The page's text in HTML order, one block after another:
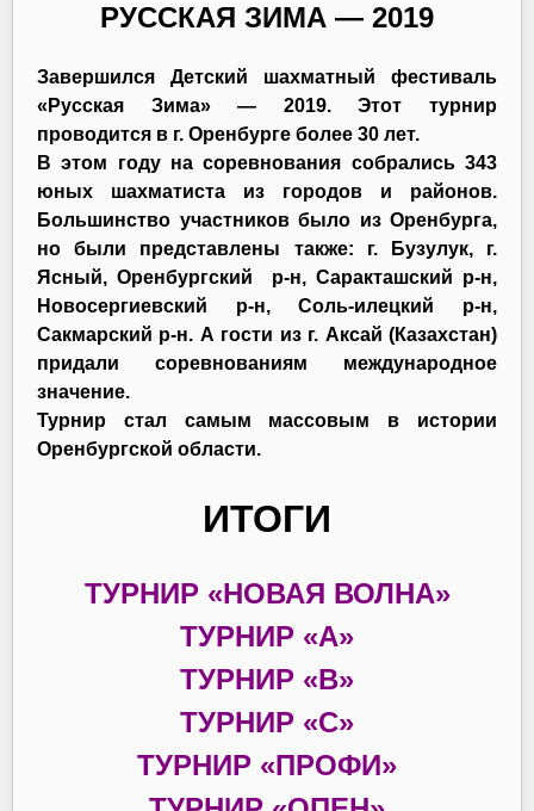
РУССКАЯ ЗИМА — 2019
Завершился Детский шахматный фестиваль
«Русская Зима» — 2019. Этот турнир
проводится в г. Оренбурге более 30 лет.
В этом году на соревнования собрались 343
юных шахматиста из городов и районов.
Большинство участников было из Оренбурга,
но были представлены также: г. Бузулук, г.
Ясный, Оренбургский р-н, Саракташский р-н,
Новосергиевский р-н, Соль-илецкий р-н,
Сакмарский р-н. А гости из г. Аксай (Казахстан)
придали соревнованиям международное
значение.
Турнир стал самым массовым в истории
Оренбургской области.
ИТОГИ
ТУРНИР «НОВАЯ ВОЛНА»
ТУРНИР «А»
ТУРНИР «В»
ТУРНИР «С»
ТУРНИР «ПРОФИ»